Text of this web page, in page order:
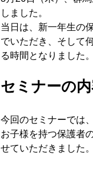
しました。
当日は、新一年生の
でいただき、そして
る時間となりました。
セミナーの
今回のセミナーでは
お子様を持つ保護者
せていただきました。